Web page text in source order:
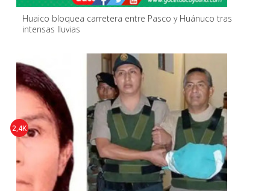
Huaico bloquea carretera entre Pasco y Huánuco tras
intensas lluvias
2,4K